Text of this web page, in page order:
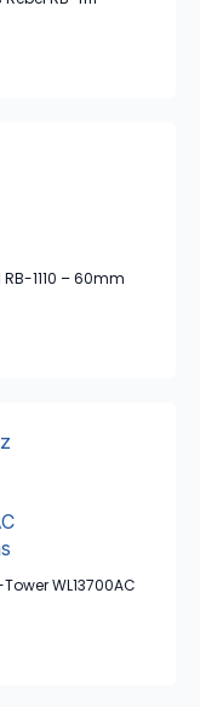
1110 – 60mm
WL13700AC